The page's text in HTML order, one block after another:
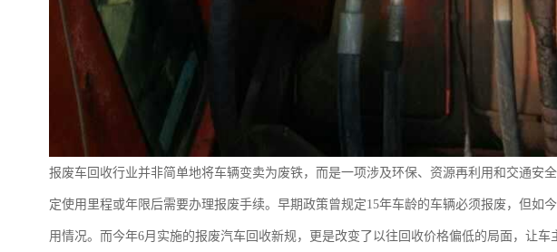
报废车回收行业并非简单地将车辆变卖为废铁，而是一项涉及环保、资源再利用和交通安
定使用里程或年限后需要办理报废手续。早期政策曾规定15年车龄的车辆必须报废，但如
用情况。而今年6月实施的报废汽车回收新规，更是改变了以往回收价格偏低的局面，让车